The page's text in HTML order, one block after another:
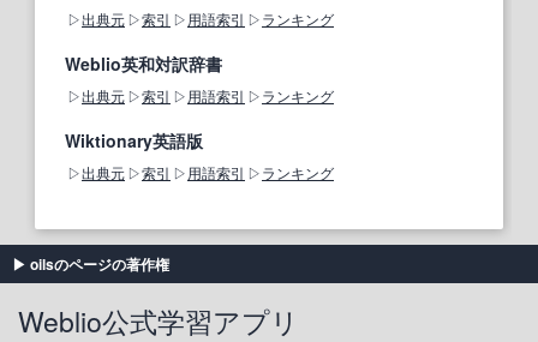
出典元 索引 用語索引 ランキング
Weblio英和対訳辞書
出典元 索引 用語索引 ランキング
Wiktionary英語版
出典元 索引 用語索引 ランキング
oilsのページの著作権
Weblio公式学習アプリ